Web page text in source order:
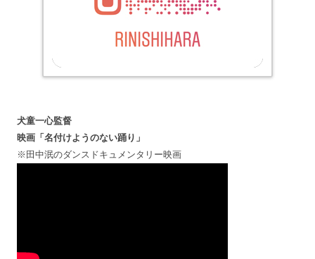
犬童一心監督
映画「名付けようのない踊り」
※田中泯のダンスドキュメンタリー映画